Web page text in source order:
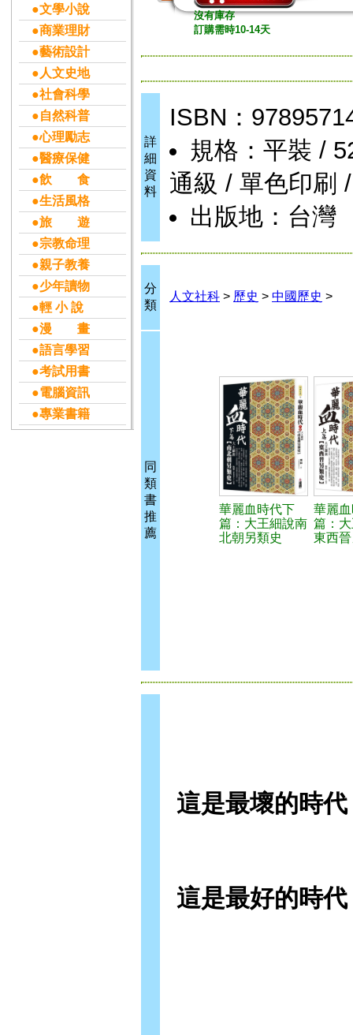
●文學小說
●商業理財
●藝術設計
●人文史地
●社會科學
●自然科普
●心理勵志
●醫療保健
●飲 食
●生活風格
●旅 遊
●宗教命理
●親子教養
●少年讀物
●輕 小 說
●漫 畫
●語言學習
●考試用書
●電腦資訊
●專業書籍
沒有庫存
訂購需時10-14天
詳
細
資
料
ISBN：
規格：平裝 /
通級 / 單色印刷
出版地：台灣
分
類
人文社科 > 歷史 > 中國歷史 >
同
類
書
推
薦
華麗血時代下
篇：大王細說南
北朝另類史
華麗
篇：
東西
這是最壞的時
這是最好的時